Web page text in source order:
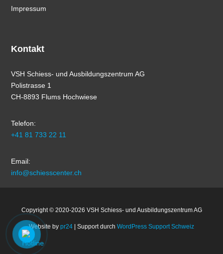
Impressum
Kontakt
VSH Schiess- und Ausbildungszentrum AG
Polistrasse 1
CH-8893 Flums Hochwiese
Telefon:
+41 81 733 22 11
Email:
info@schiesscenter.ch
Copyright © 2020-2026 VSH Schiess- und Ausbildungszentrum AG
Website by pr24 | Support durch WordPress Support Schweiz